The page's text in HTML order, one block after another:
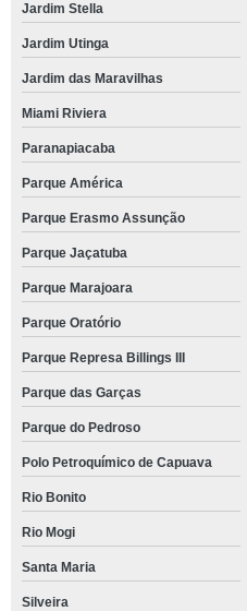
Jardim Stella
Jardim Utinga
Jardim das Maravilhas
Miami Riviera
Paranapiacaba
Parque América
Parque Erasmo Assunção
Parque Jaçatuba
Parque Marajoara
Parque Oratório
Parque Represa Billings III
Parque das Garças
Parque do Pedroso
Polo Petroquímico de Capuava
Rio Bonito
Rio Mogi
Santa Maria
Silveira